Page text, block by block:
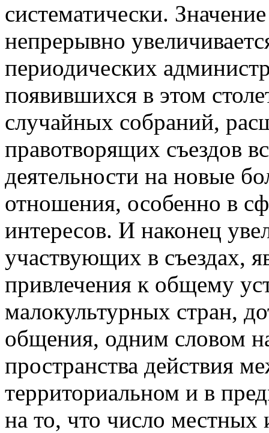
систематически.
непрерывно
периодических
появившихся в этом
случайных собраний,
правотворящих съездов
деятельности на новые
отношения, особенно в
интересов. И наконец
участвующих в съездах,
привлечения к общему
малокультурных стран,
общения, одним словом
пространства действия
территориальном и в
на то, что число местных